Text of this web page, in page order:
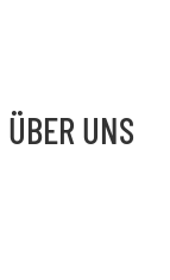
ÜBER UNS